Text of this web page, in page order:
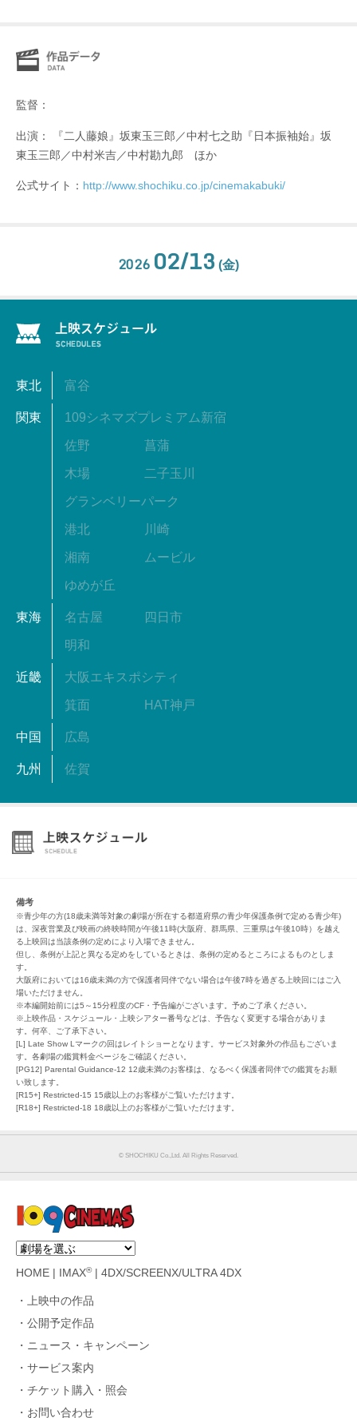
監督：
出演： 『二人藤娘』坂東玉三郎／中村七之助『日本振袖始』坂
東玉三郎／中村米吉／中村勘九郎 ほか
公式サイト： http://www.shochiku.co.jp/cinemakabuki/
2026 02/13 (金)
東北 富谷
関東 109シネマズプレミアム新宿
佐野 菖蒲
木場 二子玉川
グランベリーパーク
港北 川崎
湘南 ムービル
ゆめが丘
東海 名古屋 四日市
明和
近畿 大阪エキスポシティ
箕面 HAT神戸
中国 広島
九州 佐賀
備考
※青少年の方(18歳未満等対象の劇場が所在する都道府県の青少年保護条例で定める青少年)
は、深夜営業及び映画の終映時間が午後11時(大阪府、群馬県、三重県は午後10時）を越え
る上映回は当該条例の定めにより入場できません。
但し、条例が上記と異なる定めをしているときは、条例の定めるところによるものとしま
す。
大阪府においては16歳未満の方で保護者同伴でない場合は午後7時を過ぎる上映回にはご入
場いただけません。
※本編開始前には5～15分程度のCF・予告編がございます。予めご了承ください。
※上映作品・スケジュール・上映シアター番号などは、予告なく変更する場合がありま
す。何卒、ご了承下さい。
[L] Late Show Lマークの回はレイトショーとなります。サービス対象外の作品もございま
す。各劇場の鑑賞料金ページをご確認ください。
[PG12] Parental Guidance-12 12歳未満のお客様は、なるべく保護者同伴での鑑賞をお願
い致します。
[R15+] Restricted-15 15歳以上のお客様がご覧いただけます。
[R18+] Restricted-18 18歳以上のお客様がご覧いただけます。
© SHOCHIKU Co.,Ltd. All Rights Reserved.
HOME IMAX®| 4DX/SCREENX/ULTRA 4DX
上映中の作品
公開予定作品
ニュース・キャンペーン
サービス案内
チケット購入・照会
お問い合わせ